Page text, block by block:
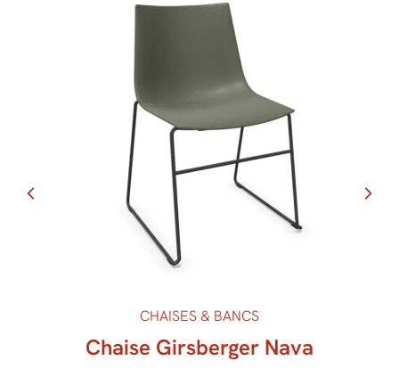
CHAISES & BANCS
Chaise Girsberger Nava